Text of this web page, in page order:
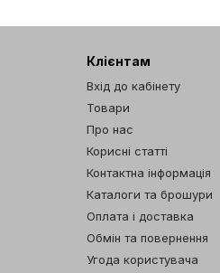
Клієнтам
Вхід до кабінету
Товари
Про нас
Корисні статті
Контактна інформація
Каталоги та брошури
Оплата і доставка
Обмін та повернення
Угода користувача